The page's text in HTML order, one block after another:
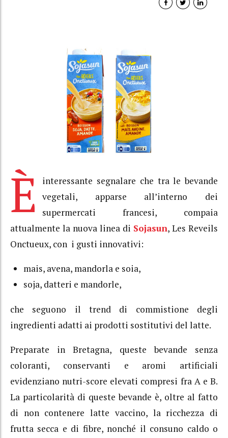
È
interessante segnalare che tra le bevande
vegetali, apparse all’interno dei
supermercati francesi, compaia
attualmente la nuova linea di Sojasun, Les Reveils
Onctueux, con i gusti innovativi:
mais, avena, mandorla e soia,
soja, datteri e mandorle,
che seguono il trend di commistione degli
ingredienti adatti ai prodotti sostitutivi del latte.
Preparate in Bretagna, queste bevande senza
coloranti, conservanti e aromi artificiali
evidenziano nutri-score elevati compresi fra A e B.
La particolarità di queste bevande è, oltre al fatto
di non contenere latte vaccino, la ricchezza di
frutta secca e di fibre, nonché il consuno caldo o